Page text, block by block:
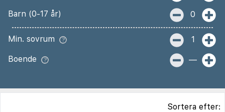
Barn (0-17 år) 0
Min. sovrum 1
Boende —
Sortera efter: